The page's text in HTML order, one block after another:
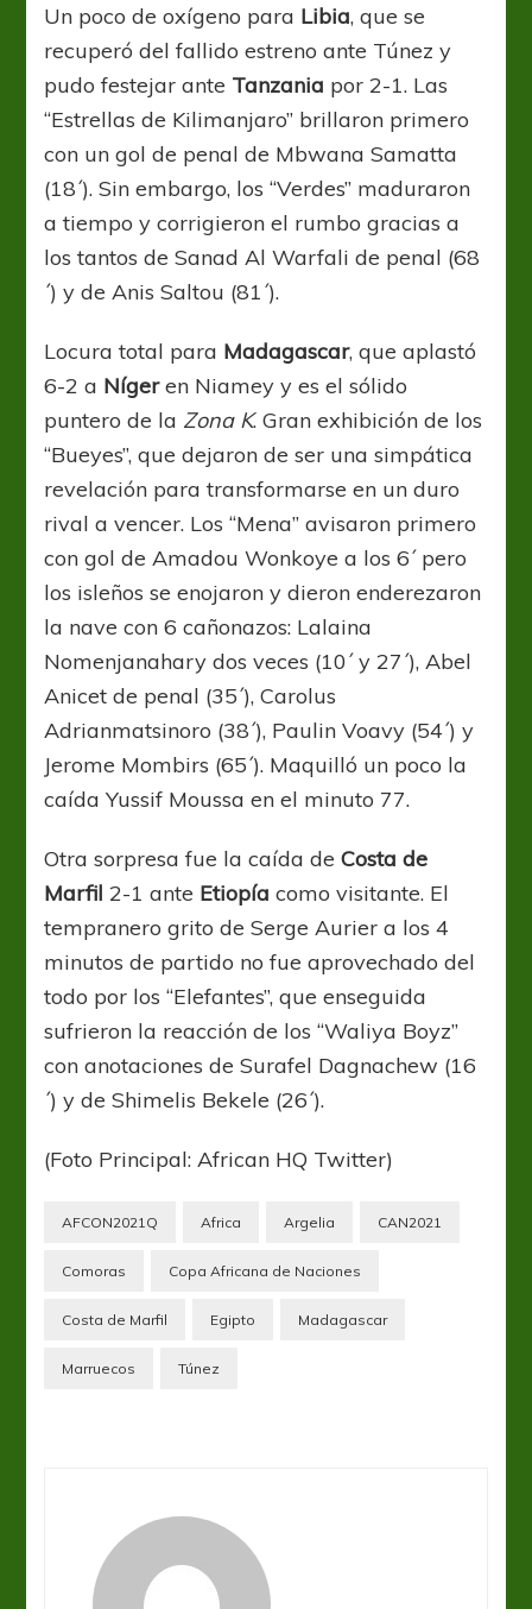
Un poco de oxígeno para Libia, que se
recuperó del fallido estreno ante Túnez y
pudo festejar ante Tanzania por 2-1. Las
“Estrellas de Kilimanjaro” brillaron primero
con un gol de penal de Mbwana Samatta
(18´). Sin embargo, los “Verdes” maduraron
a tiempo y corrigieron el rumbo gracias a
los tantos de Sanad Al Warfali de penal (68
´) y de Anis Saltou (81´).
Locura total para Madagascar, que aplastó
6-2 a Nígeren Niamey y es el sólido
puntero de la Zona K. Gran exhibición de los
“Bueyes”, que dejaron de ser una simpática
revelación para transformarse en un duro
rival a vencer. Los “Mena” avisaron primero
con gol de Amadou Wonkoye a los 6´ pero
los isleños se enojaron y dieron enderezaron
la nave con 6 cañonazos: Lalaina
Nomenjanahary dos veces (10´ y 27´), Abel
Anicet de penal (35´), Carolus
Adrianmatsinoro (38´), Paulin Voavy (54´) y
Jerome Mombirs (65´). Maquilló un poco la
caída Yussif Moussa en el minuto 77.
Otra sorpresa fue la caída deCosta de
Marfil 2-1 ante Etiopía como visitante. El
tempranero grito de Serge Aurier a los 4
minutos de partido no fue aprovechado del
todo por los “Elefantes”, que enseguida
sufrieron la reacción de los “Waliya Boyz”
con anotaciones de Surafel Dagnachew (16
´) y de Shimelis Bekele (26´).
(Foto Principal: African HQ Twitter)
AFCON2021Q Africa Argelia CAN2021
Comoras Copa Africana de Naciones
Costa de Marfil Egipto Madagascar
Marruecos Túnez